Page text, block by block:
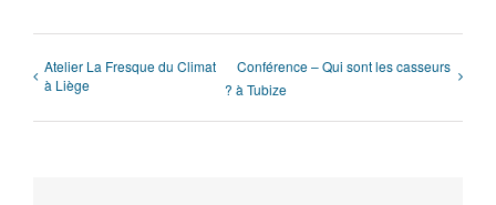
Atelier La Fresque du Climat
à Liège
Conférence – Qui sont les casseurs
? à Tubize